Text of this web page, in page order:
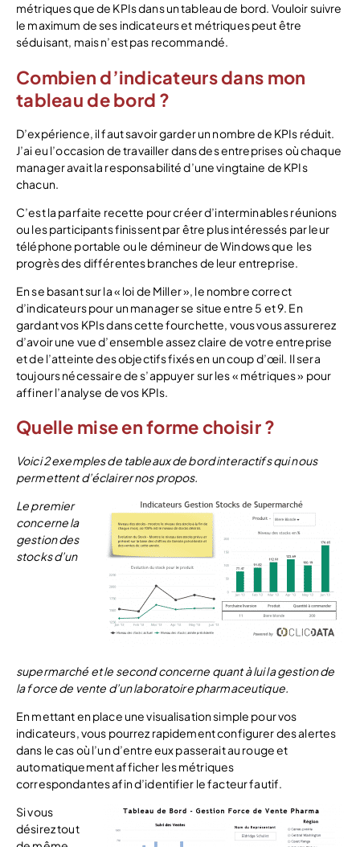
métriques que de KPIs dans un tableau de bord. Vouloir suivre
le maximum de ses indicateurs et métriques peut être
séduisant, mais n’est pas recommandé.
Combien d’indicateurs dans mon
tableau de bord ?
D’expérience, il faut savoir garder un nombre de KPIs réduit.
J’ai eu l’occasion de travailler dans des entreprises où chaque
manager avait la responsabilité d’une vingtaine de KPIs
chacun.
C’est la parfaite recette pour créer d’interminables réunions
ou les participants finissent par être plus intéressés par leur
téléphone portable ou le démineur de Windows que les
progrès des différentes branches de leur entreprise.
En se basant sur la « loi de Miller », le nombre correct
d’indicateurs pour un manager se situe entre 5 et 9. En
gardant vos KPIs dans cette fourchette, vous vous assurerez
d’avoir une vue d’ensemble assez claire de votre entreprise
et de l’atteinte des objectifs fixés en un coup d’œil. Il sera
toujours nécessaire de s’appuyer sur les « métriques » pour
affiner l’analyse de vos KPIs.
Quelle mise en forme choisir ?
Voici 2 exemples de tableaux de bord interactifs qui nous
permettent d’éclairer nos propos.
Le premier
concerne la
gestion des
stocks d’un
supermarché et le second concerne quant à lui la gestion de
la force de vente d’un laboratoire pharmaceutique.
En mettant en place une visualisation simple pour vos
indicateurs, vous pourrez rapidement configurer des alertes
dans le cas où l’un d’entre eux passerait au rouge et
automatiquement afficher les métriques
correspondantes afin d’identifier le facteur fautif.
Si vous
désirez tout